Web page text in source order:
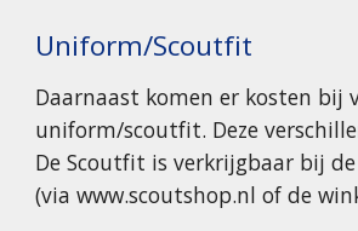
Uniform/Scoutfit
Daarnaast komen er kosten bij
uniform/scoutfit. Deze
De Scoutfit is verkrijgbaar bij
(via www.scoutshop.nl of de